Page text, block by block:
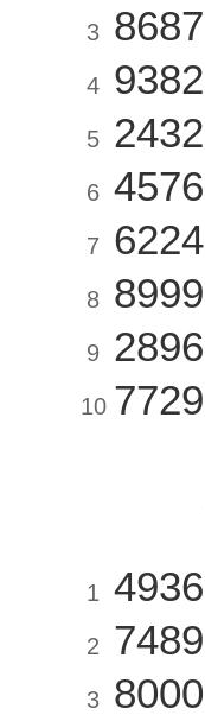
3 8687
4 9382
5 2432
6 4576
7 6224
8 8999
9 2896
10 7729
1 4936
2 7489
3 8000